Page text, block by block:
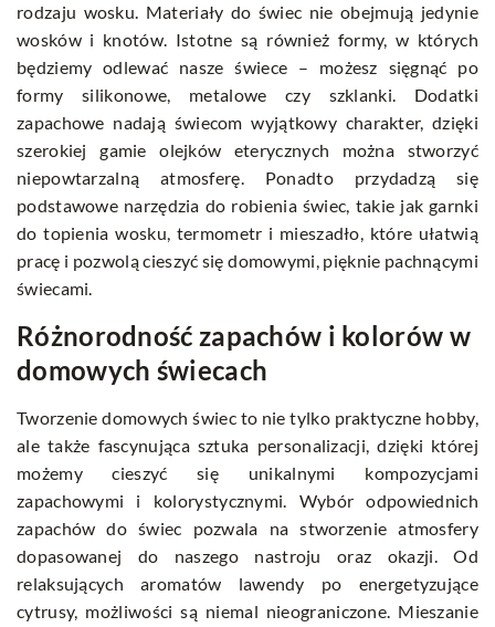
rodzaju wosku. Materiały do świec nie obejmują jedynie
wosków i knotów. Istotne są również formy, w których
będziemy odlewać nasze świece – możesz sięgnąć po
formy silikonowe, metalowe czy szklanki. Dodatki
zapachowe nadają świecom wyjątkowy charakter, dzięki
szerokiej gamie olejków eterycznych można stworzyć
niepowtarzalną atmosferę. Ponadto przydadzą się
podstawowe narzędzia do robienia świec, takie jak garnki
do topienia wosku, termometr i mieszadło, które ułatwią
pracę i pozwolą cieszyć się domowymi, pięknie pachnącymi
świecami.
Różnorodność zapachów i kolorów w
domowych świecach
Tworzenie domowych świec to nie tylko praktyczne hobby,
ale także fascynująca sztuka personalizacji, dzięki której
możemy cieszyć się unikalnymi kompozycjami
zapachowymi i kolorystycznymi. Wybór odpowiednich
zapachów do świec pozwala na stworzenie atmosfery
dopasowanej do naszego nastroju oraz okazji. Od
relaksujących aromatów lawendy po energetyzujące
cytrusy, możliwości są niemal nieograniczone. Mieszanie